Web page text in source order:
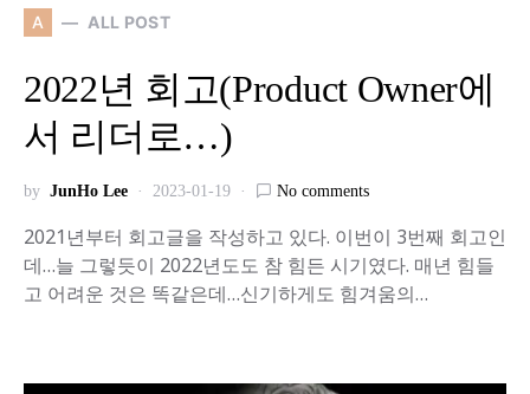
A ALL POST
2022년 회고(Product Owner에
서 리더로…)
by JunHo Lee 2023-01-19 No comments
2021년부터 회고글을 작성하고 있다. 이번이 3번째 회고인
데…늘 그렇듯이 2022년도도 참 힘든 시기였다. 매년 힘들
고 어려운 것은 똑같은데…신기하게도 힘겨움의…